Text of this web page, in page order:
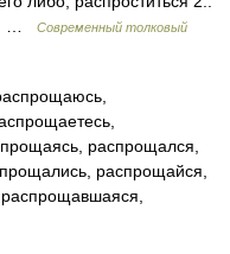
…
Современный толковый
распрощался,
распрощайся,